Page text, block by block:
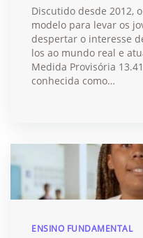
Discutido desde 2012,
modelo para levar os
despertar o interesse
los ao mundo real e
Medida Provisória
conhecida como…
ENSINO FUNDAMENTAL